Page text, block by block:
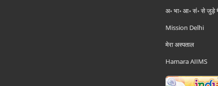
अ॰ भा॰ आ॰ सं॰ से जुड़े
Mission Delhi
मेरा अस्पताल
Hamara AIIMS